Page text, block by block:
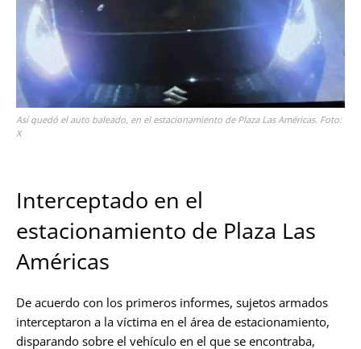
Así quedó el auto baleado, en el estacionamiento de Plaza Las Américas. Foto:
X
Interceptado en el
estacionamiento de Plaza Las
Américas
De acuerdo con los primeros informes, sujetos armados
interceptaron a la víctima en el área de estacionamiento,
disparando sobre el vehículo en el que se encontraba,